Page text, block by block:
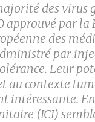
des
approuvé par la
des
par
Leur
au contexte
intéressante.
(ICI)